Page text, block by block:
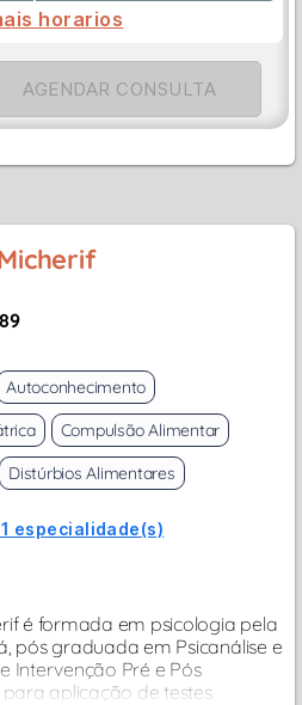
horarios
AGENDAR CONSULTA
Autoconhecimento
Compulsão Alimentar
Distúrbios Alimentares
especialidade(s)
é formada em psicologia pela
pós graduada em Psicanálise e
Intervenção Pré e Pós
aplicação de testes